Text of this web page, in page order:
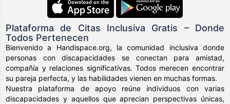
Plataforma de Citas Inclusiva Gratis – Donde
Todos Pertenecen
Bienvenido a Handispace.org, la comunidad inclusiva donde
personas con discapacidades se conectan para amistad,
compañía y relaciones significativas. Todos merecen encontrar
su pareja perfecta, y las habilidades vienen en muchas formas.
Nuestra plataforma de apoyo reúne individuos con varias
discapacidades y aquellos que aprecian perspectivas únicas,